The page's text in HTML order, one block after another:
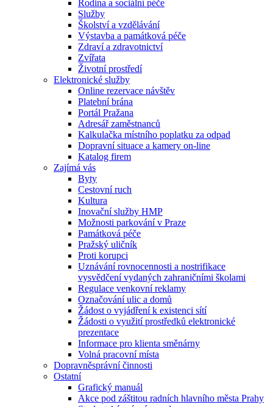
Rodina a sociální péče
Služby
Školství a vzdělávání
Výstavba a památková péče
Zdraví a zdravotnictví
Zvířata
Životní prostředí
Elektronické služby
Online rezervace návštěv
Platební brána
Portál Pražana
Adresář zaměstnanců
Kalkulačka místního poplatku za odpad
Dopravní situace a kamery on-line
Katalog firem
Zajímá vás
Byty
Cestovní ruch
Kultura
Inovační služby HMP
Možnosti parkování v Praze
Památková péče
Pražský uličník
Proti korupci
Uznávání rovnocennosti a nostrifikace
vysvědčení vydaných zahraničními školami
Regulace venkovní reklamy
Označování ulic a domů
Žádost o vyjádření k existenci sítí
Žádosti o využití prostředků elektronické
prezentace
Informace pro klienta směnárny
Volná pracovní místa
Dopravněsprávní činnosti
Ostatní
Grafický manuál
Akce pod záštitou radních hlavního města Prahy